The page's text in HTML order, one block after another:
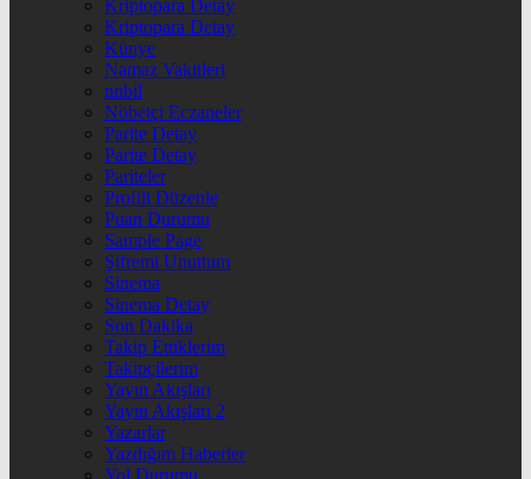
Kriptopara Detay
Kriptopara Detay
Künye
Namaz Vakitleri
nnbil
Nöbetçi Eczaneler
Parite Detay
Parite Detay
Pariteler
Profili Düzenle
Puan Durumu
Sample Page
Şifremi Unuttum
Sinema
Sinema Detay
Son Dakika
Takip Ettiklerim
Takipçilerim
Yayın Akışları
Yayın Akışları 2
Yazarlar
Yazdığım Haberler